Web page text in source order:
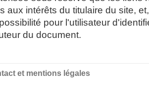
aux intérêts du titulaire du site,
pour l'utilisateur
du document.
et mentions légales